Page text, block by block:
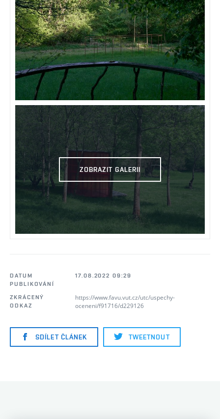
ZOBRAZIT GALERII
DATUM
PUBLIKOVÁNÍ
17.08.2022 09:29
ZKRÁCENÝ
ODKAZ
https://www.favu.vut.cz/utc/uspechy-
oceneni/f91716/d229126
SDÍLET ČLÁNEK TWEETNOUT